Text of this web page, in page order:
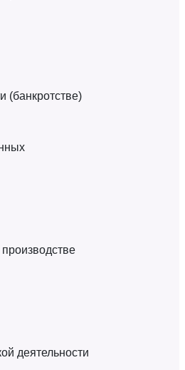
(банкротстве)
деятельности